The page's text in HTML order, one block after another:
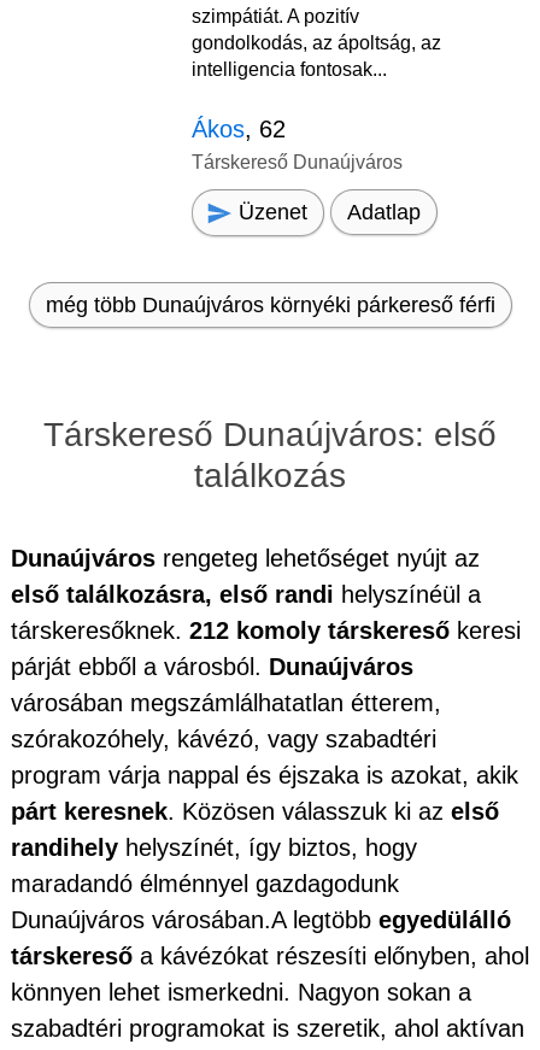
szimpátiát. A pozitív
gondolkodás, az ápoltság, az
intelligencia fontosak...
Ákos, 62
Társkereső Dunaújváros
Üzenet Adatlap
még több Dunaújváros környéki párkereső férfi
Társkereső Dunaújváros: első
találkozás
Dunaújváros rengeteg lehetőséget nyújt az
első találkozásra, első randi helyszínéül a
társkeresőknek. 212 komoly társkereső keresi
párját ebből a városból. Dunaújváros
városában megszámlálhatatlan étterem,
szórakozóhely, kávézó, vagy szabadtéri
program várja nappal és éjszaka is azokat, akik
párt keresnek. Közösen válasszuk ki az első
randihely helyszínét, így biztos, hogy
maradandó élménnyel gazdagodunk
Dunaújváros városában.A legtöbb egyedülálló
társkereső a kávézókat részesíti előnyben, ahol
könnyen lehet ismerkedni. Nagyon sokan a
szabadtéri programokat is szeretik, ahol aktívan